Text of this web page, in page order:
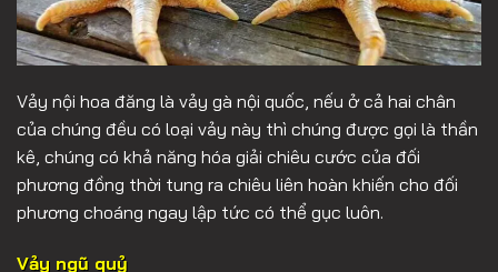
Vảy nội hoa đăng là vảy gà nội quốc, nếu ở cả hai chân
của chúng đều có loại vảy này thì chúng được gọi là thần
kê, chúng có khả năng hóa giải chiêu cước của đối
phương đồng thời tung ra chiêu liên hoàn khiến cho đối
phương choáng ngay lập tức có thể gục luôn.
Vảy ngũ quỷ